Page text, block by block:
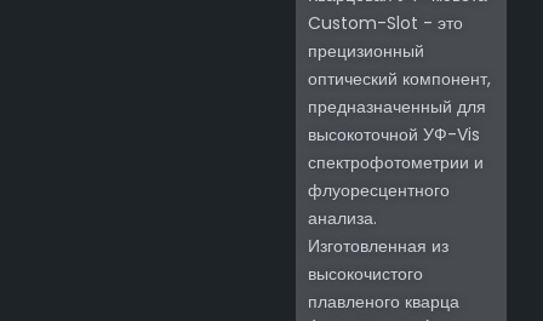
Custom-Slot - это
прецизионный
оптический компонент,
предназначенный для
высокоточной УФ-Vis
спектрофотометрии и
флуоресцентного
анализа.
Изготовленная из
высокочистого
плавленого кварца